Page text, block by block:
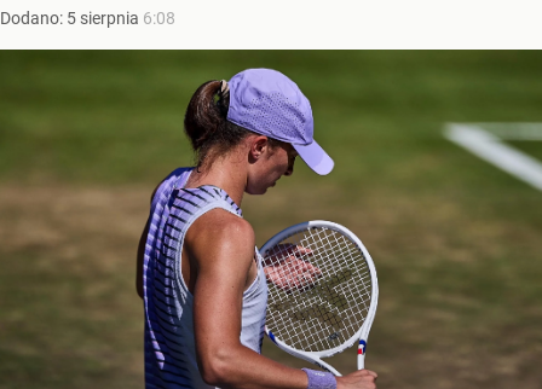
Dodano: 5 sierpnia 6:08